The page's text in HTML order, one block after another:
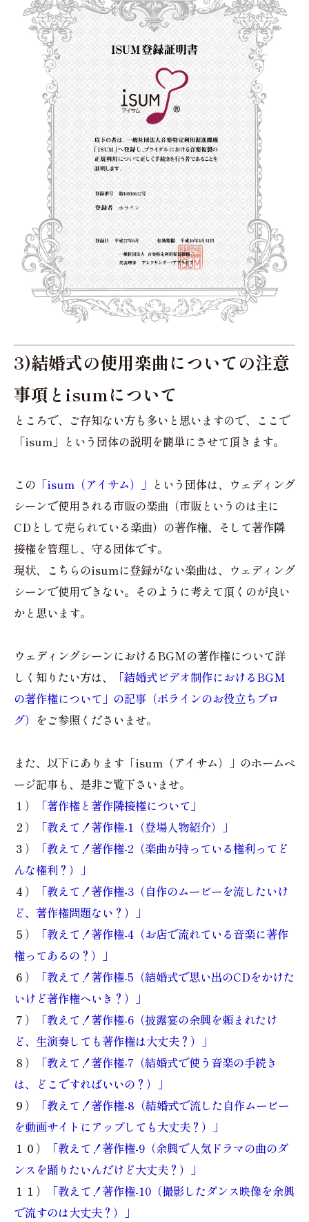
3)結婚式の使用楽曲についての注意
事項とisumについて
ところで、ご存知ない方も多いと思いますので、ここで
「isum」という団体の説明を簡単にさせて頂きます。
この 「isum（アイサム）」 という団体は、ウェディング
シーンで使用される市販の楽曲（市販というのは主に
CDとして売られている楽曲）の著作権、そして著作隣
接権を管理し、守る団体です。
現状、こちらのisumに登録がない楽曲は、ウェディング
シーンで使用できない。そのように考えて頂くのが良い
かと思います。
ウェディングシーンにおけるBGMの著作権について詳
しく知りたい方は、
「結婚式ビデオ制作におけるBGM
の著作権について」の記事（ポラインのお役立ちブロ
グ） をご参照くださいませ。
また、以下にあります「isum（アイサム）」のホームペ
ージ記事も、是非ご覧下さいませ。
１）
「著作権と著作隣接権について」
２）
「教えて！著作権-1（登場人物紹介）」
３）
「教えて！著作権-2（楽曲が持っている権利ってど
んな権利？）」
４）
「教えて！著作権-3（自作のムービーを流したいけ
ど、著作権問題ない？）」
５）
「教えて！著作権-4（お店で流れている音楽に著作
権ってあるの？）」
６）
「教えて！著作権-5（結婚式で思い出のCDをかけた
いけど著作権へいき？）」
７）
「教えて！著作権-6（披露宴の余興を頼まれたけ
ど、生演奏しても著作権は大丈夫？）」
８）
「教えて！著作権-7（結婚式で使う音楽の手続き
は、どこですればいいの？）」
９）
「教えて！著作権-8（結婚式で流した自作ムービー
を動画サイトにアップしても大丈夫？）」
１０）
「教えて！著作権-9（余興で人気ドラマの曲のダ
ンスを踊りたいんだけど大丈夫？）」
１１）
「教えて！著作権-10（撮影したダンス映像を余興
で流すのは大丈夫？）」